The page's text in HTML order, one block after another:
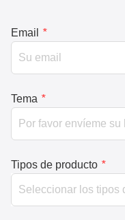
Email *
Tema *
Tipos de producto *